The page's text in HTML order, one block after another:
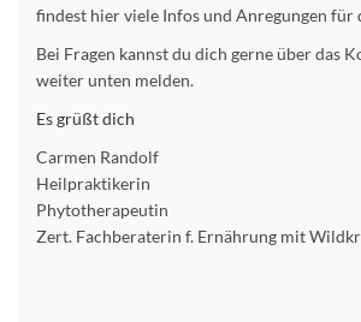
findest hier viele Infos und Anregungen für
Bei Fragen kannst du dich gerne über das
weiter unten melden.
Es grüßt dich
Carmen Randolf
Heilpraktikerin
Phytotherapeutin
Zert. Fachberaterin f. Ernährung mit